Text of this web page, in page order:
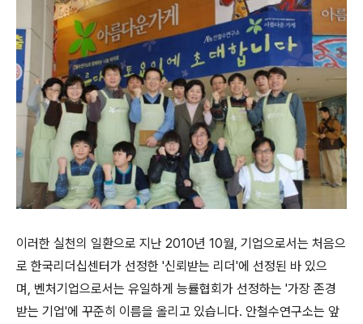
이러한 실천의 일환으로 지난 2010년 10월, 기업으로서는 처음으
로 한국리더십센터가 선정한 '신뢰받는 리더'에 선정된 바 있으
며, 벤처기업으로서는 유일하게 능률협회가 선정하는 '가장 존경
받는 기업'에 꾸준히 이름을 올리고 있습니다. 안철수연구소는 앞